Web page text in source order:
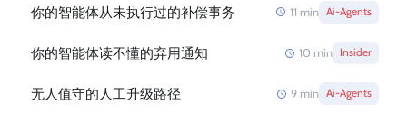
你的智能体从未执行过的补偿事务 11 min Ai-Agents
你的智能体读不懂的弃用通知 10 min Insider
无人值守的人工升级路径 9 min Ai-Agents